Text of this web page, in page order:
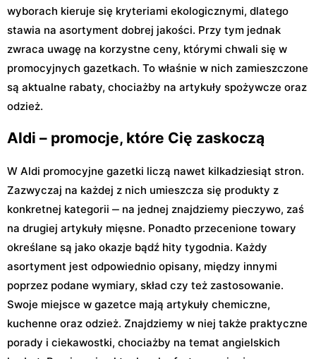
wyborach kieruje się kryteriami ekologicznymi, dlatego
stawia na asortyment dobrej jakości. Przy tym jednak
zwraca uwagę na korzystne ceny, którymi chwali się w
promocyjnych gazetkach. To właśnie w nich zamieszczone
są aktualne rabaty, chociażby na artykuły spożywcze oraz
odzież.
Aldi – promocje, które Cię zaskoczą
W Aldi promocyjne gazetki liczą nawet kilkadziesiąt stron.
Zazwyczaj na każdej z nich umieszcza się produkty z
konkretnej kategorii ‒ na jednej znajdziemy pieczywo, zaś
na drugiej artykuły mięsne. Ponadto przecenione towary
określane są jako okazje bądź hity tygodnia. Każdy
asortyment jest odpowiednio opisany, między innymi
poprzez podane wymiary, skład czy też zastosowanie.
Swoje miejsce w gazetce mają artykuły chemiczne,
kuchenne oraz odzież. Znajdziemy w niej także praktyczne
porady i ciekawostki, chociażby na temat angielskich